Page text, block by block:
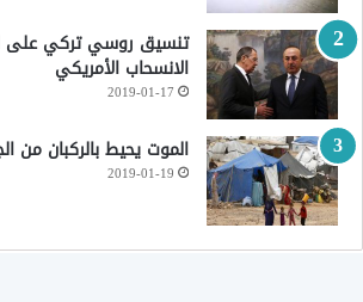
تنسيق روسي تركي على
الانسحاب الأمريكي
2019-01-17
الموت يحيط بالركبان من
2019-01-19